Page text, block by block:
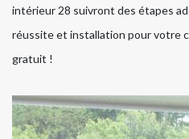
intérieur 28 suivront des étapes
réussite et installation pour votre
gratuit !